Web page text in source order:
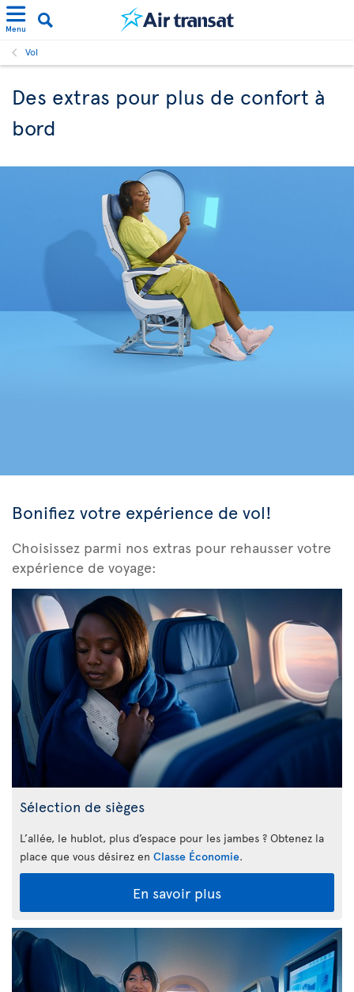
Menu
Vol
Des extras pour plus de confort à
bord
Bonifiez votre expérience de vol!
Choisissez parmi nos extras pour rehausser votre
expérience de voyage:
Sélection de sièges
L’allée, le hublot, plus d’espace pour les jambes ? Obtenez la
place que vous désirez en Classe Économie.
En savoir plus